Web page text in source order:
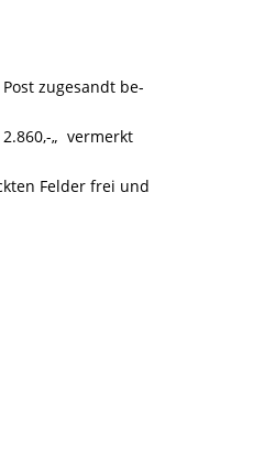
zugesandt be-
„ vermerkt
Felder frei und